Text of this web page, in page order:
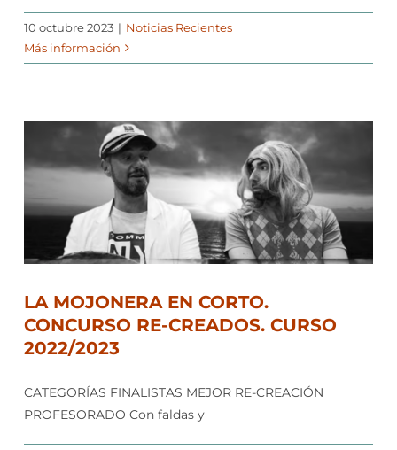
10 octubre 2023 | Noticias Recientes
Más información
LA MOJONERA EN CORTO.
CONCURSO RE-CREADOS. CURSO
2022/2023
CATEGORÍAS FINALISTAS MEJOR RE-CREACIÓN
PROFESORADO Con faldas y